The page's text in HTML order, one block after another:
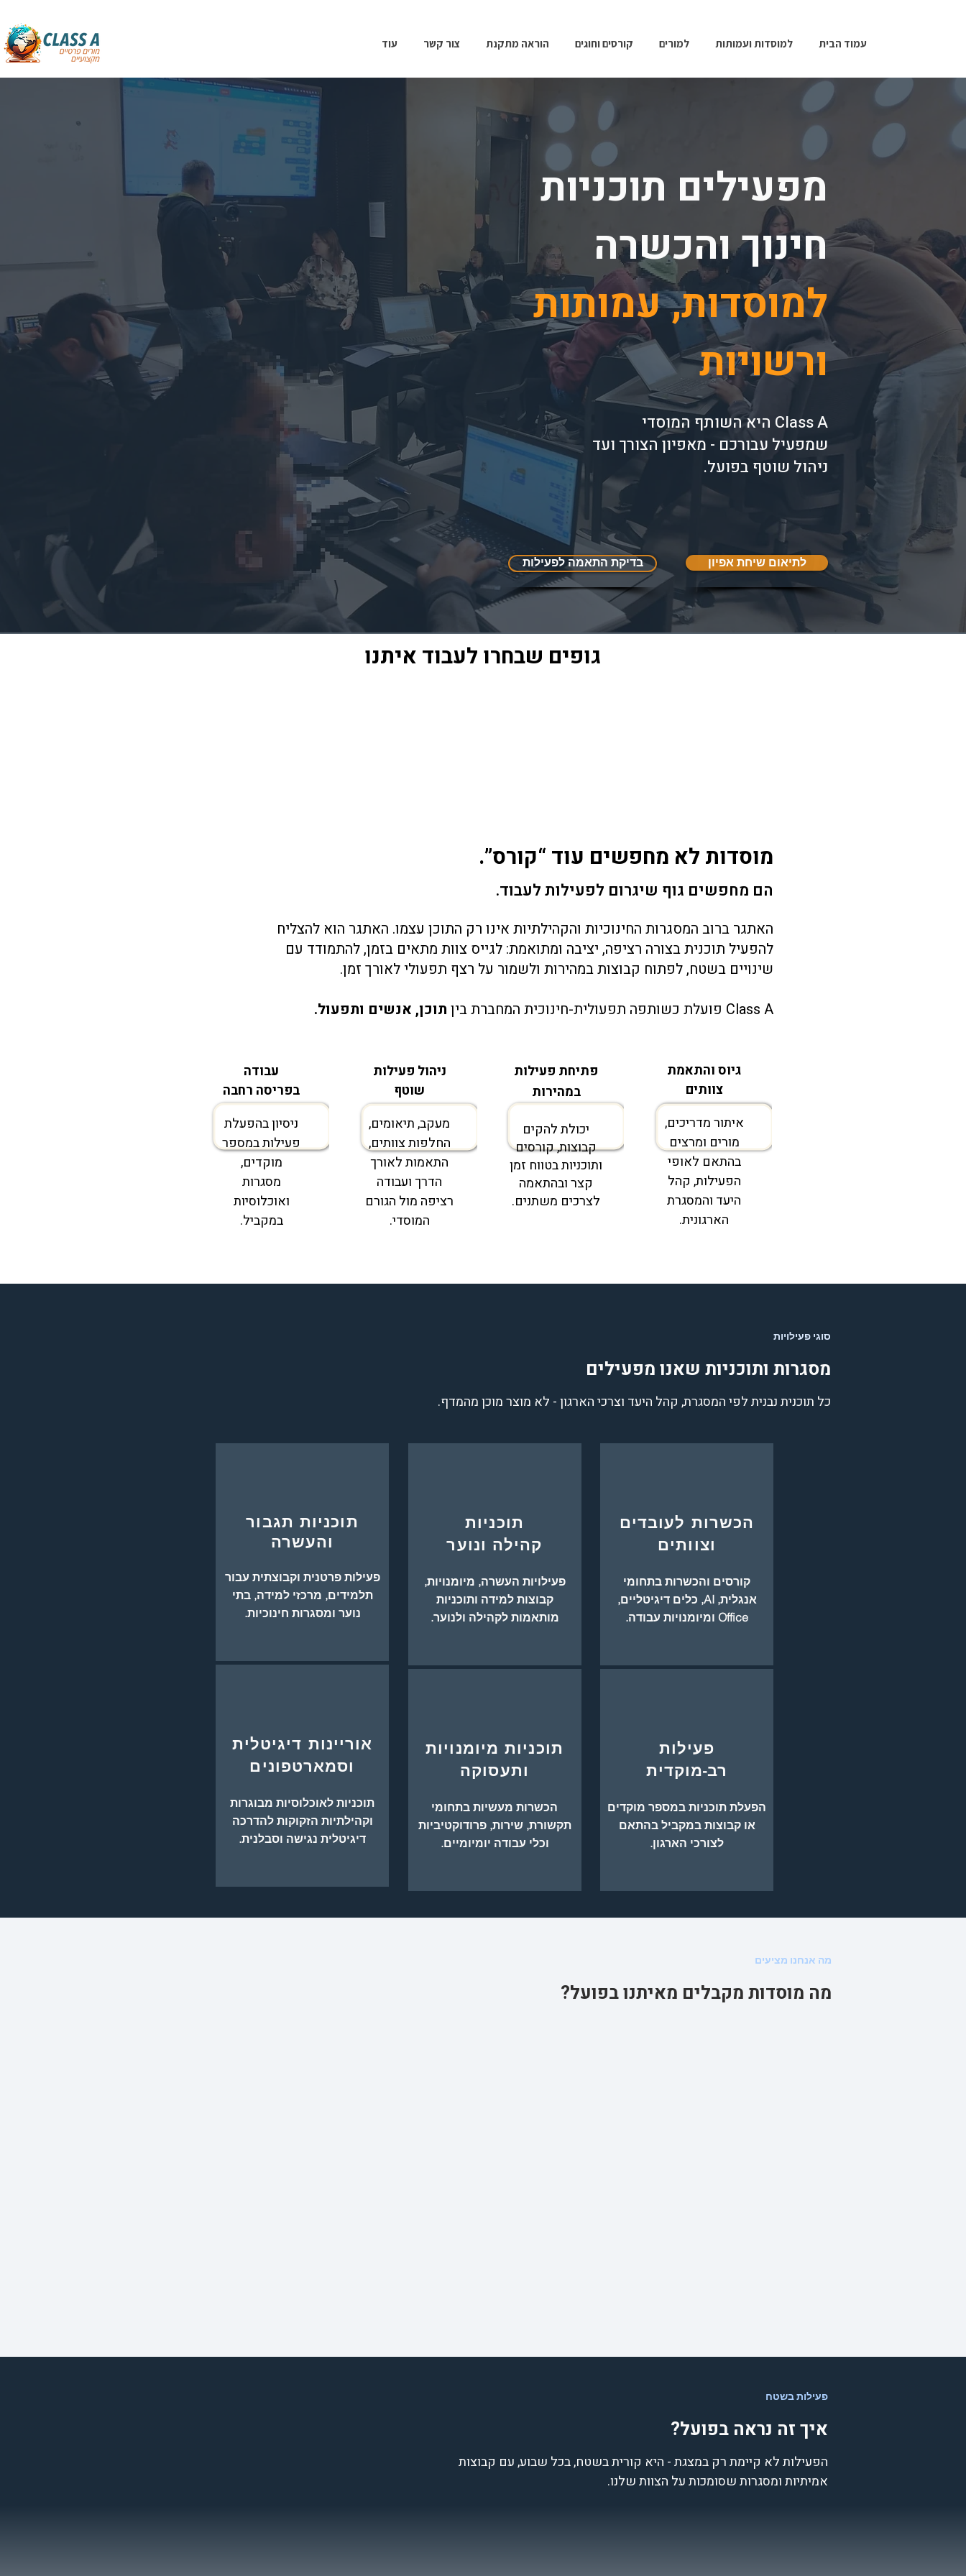
עמוד הבית למוסדות ועמותות למורים קורסים וחוגים הוראה מתקנת צור קשר עוד
לתיאום שיחת אפיון
Class A היא השותף המוסדי
שמפעיל עבורכם - מאפיון הצורך ועד
ניהול שוטף בפועל.
מפעילים תוכניות
חינוך והכשרה
למוסדות, עמותות
ורשויות
בדיקת התאמה לפעילות
מוסדות לא מחפשים עוד “קורס”.
הם מחפשים גוף שיגרום לפעילות לעבוד.
האתגר ברוב המסגרות החינוכיות והקהילתיות אינו רק התוכן עצמו. האתגר הוא להצליח
להפעיל תוכנית בצורה רציפה, יציבה ומתואמת: לגייס צוות מתאים בזמן, להתמודד עם
שינויים בשטח, לפתוח קבוצות במהירות ולשמור על רצף תפעולי לאורך זמן.
Class A פועלת כשותפה תפעולית-חינוכית המחברת בין
תוכן, אנשים ותפעול.
גיוס והתאמת
צוותים
איתור מדריכים,
מורים ומרצים
בהתאם לאופי
הפעילות, קהל
היעד והמסגרת
הארגונית.
פתיחת פעילות
במהירות
יכולת להקים
קבוצות, קורסים
ותוכניות בטווח זמן
קצר ובהתאמה
לצרכים משתנים.
ניהול פעילות
שוטף
מעקב, תיאומים,
החלפות צוותים,
התאמות לאורך
הדרך ועבודה
רציפה מול הגורם
המוסדי.
עבודה
בפריסה רחבה
ניסיון בהפעלת
פעילות במספר
מוקדים,
מסגרות
ואוכלוסיות
במקביל.
סוגי פעילויות
מסגרות ותוכניות שאנו מפעילים
כל תוכנית נבנית לפי המסגרת, קהל היעד וצרכי הארגון - לא מוצר מוכן מהמדף.
הכשרות לעובדים
וצוותים
קורסים והכשרות בתחומי
אנגלית,
AI
, כלים דיגיטליים,
Office ומיומנויות עבודה.
פעילות
רב-מוקדית
הפעלת תוכניות במספר מוקדים
או קבוצות במקביל בהתאם
לצורכי הארגון.
תוכניות
קהילה ונוער
פעילויות העשרה, מיומנויות,
קבוצות למידה ותוכניות
מותאמות לקהילה ולנוער.
תוכניות מיומנויות
ותעסוקה
הכשרות מעשיות בתחומי
תקשורת, שירות, פרודוקטיביות
וכלי עבודה יומיומיים.
תוכניות תגבור
והעשרה
פעילות פרטנית וקבוצתית עבור
תלמידים, מרכזי למידה, בתי
נוער ומסגרות חינוכיות.
אוריינות דיגיטלית
וסמארטפונים
תוכניות לאוכלוסיות מבוגרות
וקהילתיות הזקוקות להדרכה
דיגיטלית נגישה וסבלנית.
מה אנחנו מציעים
מה מוסדות מקבלים מאיתנו בפועל?
פעילות בשטח
איך זה נראה בפועל?
הפעילות לא קיימת רק במצגת - היא קורית בשטח, בכל שבוע, עם קבוצות
אמיתיות ומסגרות שסומכות על הצוות שלנו.
גופים שבחרו לעבוד איתנו